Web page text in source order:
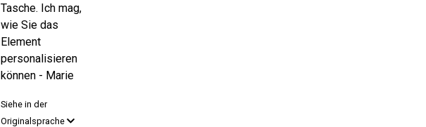
Tasche. Ich mag,
wie Sie das
Element
personalisieren
können - Marie
Siehe in der
Originalsprache